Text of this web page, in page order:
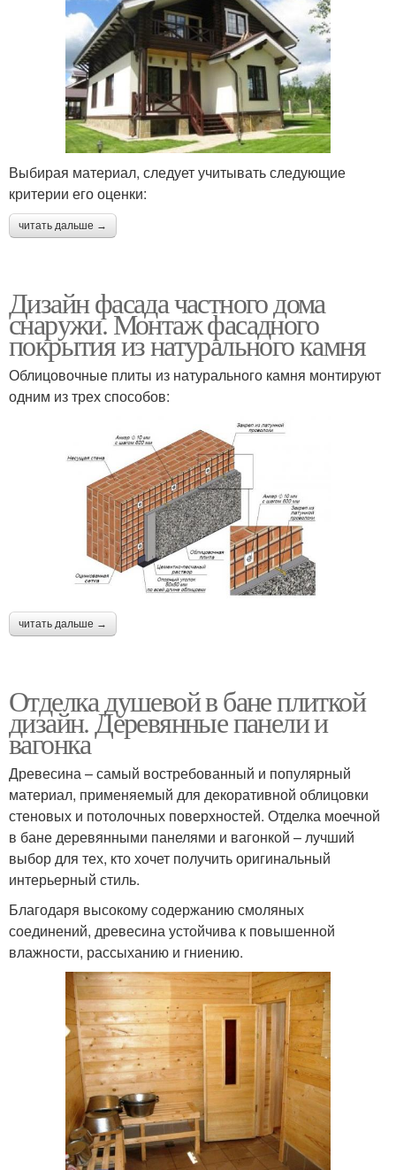
Выбирая материал, следует учитывать следующие
критерии его оценки:
читать дальше →
Дизайн фасада частного дома
снаружи. Монтаж фасадного
покрытия из натурального камня
Облицовочные плиты из натурального камня монтируют
одним из трех способов:
читать дальше →
Отделка душевой в бане плиткой
дизайн. Деревянные панели и
вагонка
Древесина – самый востребованный и популярный
материал, применяемый для декоративной облицовки
стеновых и потолочных поверхностей. Отделка моечной
в бане деревянными панелями и вагонкой – лучший
выбор для тех, кто хочет получить оригинальный
интерьерный стиль.
Благодаря высокому содержанию смоляных
соединений, древесина устойчива к повышенной
влажности, рассыханию и гниению.